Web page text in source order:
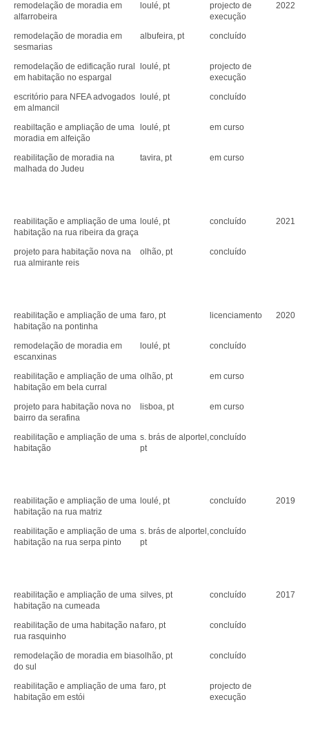
remodelação de moradia em
alfarrobeira
loulé, pt
projecto de
execução
2022
remodelação de moradia em
sesmarias
albufeira, pt concluído
remodelação de edificação rural
em habitação no espargal
loulé, pt
projecto de
execução
escritório para NFEA advogados
em almancil
loulé, pt concluído
reabiltação e ampliação de uma
moradia em alfeição
loulé, pt em curso
reabilitação de moradia na
malhada do Judeu
tavira, pt em curso
reabilitação e ampliação de uma
habitação na rua ribeira da graça
loulé, pt concluído 2021
projeto para habitação nova na
rua almirante reis
olhão, pt concluído
reabilitação e ampliação de uma
habitação na pontinha
faro, pt licenciamento 2020
remodelação de moradia em
escanxinas
loulé, pt concluído
reabilitação e ampliação de uma
habitação em bela curral
olhão, pt em curso
projeto para habitação nova no
bairro da serafina
lisboa, pt em curso
reabilitação e ampliação de uma
habitação
s. brás de alportel,
pt
concluído
reabilitação e ampliação de uma
habitação na rua matriz
loulé, pt concluído 2019
reabilitação e ampliação de uma
habitação na rua serpa pinto
s. brás de alportel,
pt
concluído
reabilitação e ampliação de uma
habitação na cumeada
silves, pt concluído 2017
reabilitação de uma habitação na
rua rasquinho
faro, pt concluído
remodelação de moradia em bias
do sul
olhão, pt concluído
reabilitação e ampliação de uma
habitação em estói
faro, pt
projecto de
execução